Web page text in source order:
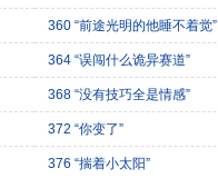
360 “前途光明的他睡不着觉”
364 “误闯什么诡异赛道”
368 “没有技巧全是情感”
372 “你变了”
376 “揣着小太阳”